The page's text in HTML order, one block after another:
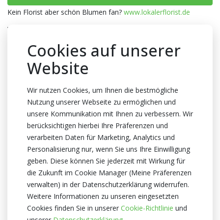
Kein Florist aber schön Blumen fan? www.lokalerflorist.de
Verpackung
Anzahl pro Wanne
Dunkel rosa
Abmessungen
17x17x20cm
Zertifikat
Kein Zertifikate
Cookies auf unserer
Website
Wir nutzen Cookies, um Ihnen die bestmögliche
Nutzung unserer Webseite zu ermöglichen und
unsere Kommunikation mit Ihnen zu verbessern. Wir
berücksichtigen hierbei Ihre Präferenzen und
verarbeiten Daten für Marketing, Analytics und
Personalisierung nur, wenn Sie uns Ihre Einwilligung
geben. Diese können Sie jederzeit mit Wirkung für
die Zukunft im Cookie Manager (Meine Präferenzen
verwalten) in der Datenschutzerklärung widerrufen.
Weitere Informationen zu unseren eingesetzten
Cookies finden Sie in unserer Cookie-Richtlinie und